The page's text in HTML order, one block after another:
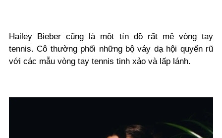
Hailey Bieber cũng là một tín đồ rất mê vòng tay
tennis. Cô thường phối những bộ váy dạ hội quyến rũ
với các mẫu vòng tay tennis tinh xảo và lấp lánh.